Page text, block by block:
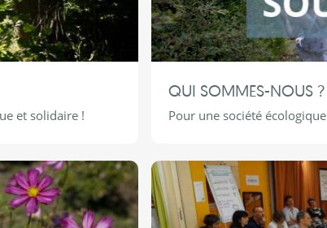
et solidaire !
QUI SOMMES-NOUS ?
Pour une société